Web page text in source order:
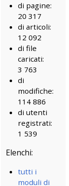
di pagine:
20 317
di articoli:
12 092
di file
caricati:
3 763
di
modifiche:
114 886
di utenti
registrati:
1 539
Elenchi:
tutti i
moduli di